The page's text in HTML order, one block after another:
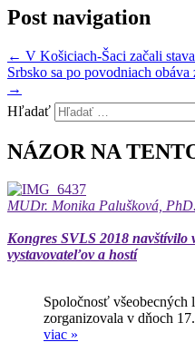
Post navigation
← V Košiciach-Šaci začali
Srbsko sa po povodniach
→
Hľadať
NÁZOR NA
MUDr. Monika Palušková,
Kongres SVLS 2018 navštívilo
vystavovateľov a hostí
Spoločnosť
zorganizovala v dňoch
viac »